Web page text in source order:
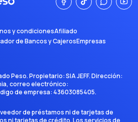
y condicionesAfiliado
de Bancos y CajerosEmpresas
Peso. Propietario:SIA JEFF. Dirección:
, correo electrónico:
de empresa: 43603085405.
de préstamos ni de tarjetas de
ni tarjetas de crédito. Los servicios de